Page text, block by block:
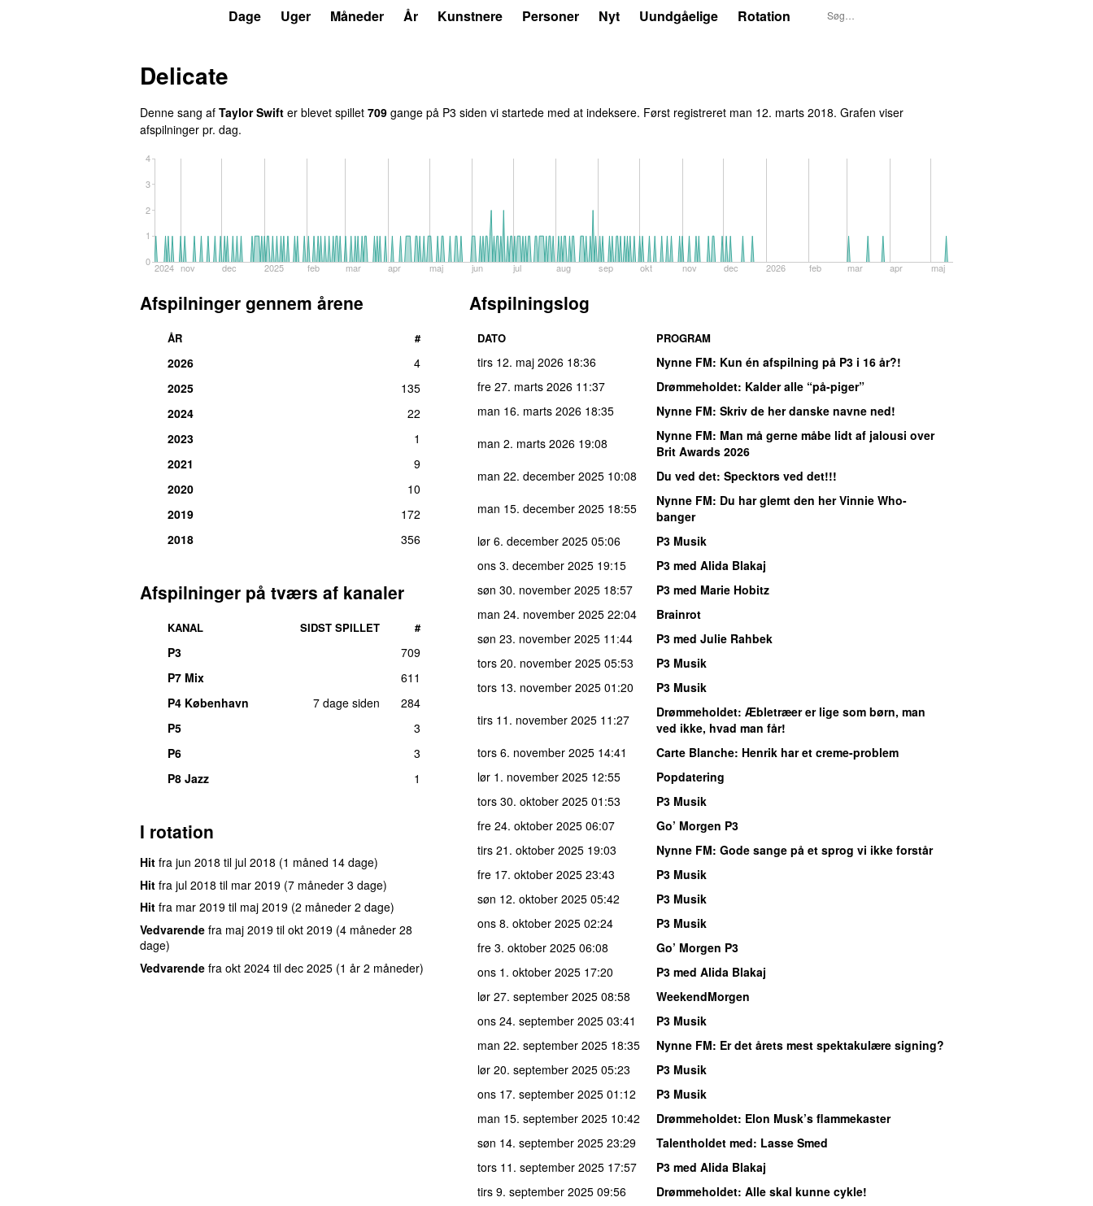
Dage Uger Måneder År Kunstnere Personer Nyt Uundgåelige Rotation
Delicate
Denne sang af Taylor Swift er blevet spillet 709 gange på P3 siden vi startede med at indeksere. Først registreret man 12. marts 2018. Grafen viser
afspilninger pr. dag.
2024 nov dec 2025 feb mar apr maj jun jul aug sep okt nov dec 2026 feb mar apr maj
0
1
2
3
4
Afspilninger gennem årene
ÅR #
2026
4
2025
135
2024
22
2023
1
2021
9
2020
10
2019
172
2018
356
Afspilninger på tværs af kanaler
KANAL SIDST SPILLET #
P3
709
P7 Mix
611
P4 København
7 dage siden
284
P5
3
P6
3
P8 Jazz
1
I rotation
Hit fra jun 2018 til jul 2018 (1 måned 14 dage)
Hit fra jul 2018 til mar 2019 (7 måneder 3 dage)
Hit fra mar 2019 til maj 2019 (2 måneder 2 dage)
Vedvarende fra maj 2019 til okt 2019 (4 måneder 28
dage)
Vedvarende fra okt 2024 til dec 2025 (1 år 2 måneder)
Afspilningslog
DATO PROGRAM
tirs 12. maj 2026 18:36 Nynne FM: Kun én afspilning på P3 i 16 år?!
fre 27. marts 2026 11:37 Drømmeholdet: Kalder alle “på-piger”
man 16. marts 2026 18:35 Nynne FM: Skriv de her danske navne ned!
man 2. marts 2026 19:08 Nynne FM: Man må gerne måbe lidt af jalousi over
Brit Awards 2026
man 22. december 2025 10:08 Du ved det: Specktors ved det!!!
man 15. december 2025 18:55 Nynne FM: Du har glemt den her Vinnie Who-
banger
lør 6. december 2025 05:06
P3 Musik
ons 3. december 2025 19:15
P3 med Alida Blakaj
søn 30. november 2025 18:57
P3 med Marie Hobitz
man 24. november 2025 22:04
Brainrot
søn 23. november 2025 11:44
P3 med Julie Rahbek
tors 20. november 2025 05:53
P3 Musik
tors 13. november 2025 01:20
P3 Musik
tirs 11. november 2025 11:27 Drømmeholdet: Æbletræer er lige som børn, man
ved ikke, hvad man får!
tors 6. november 2025 14:41 Carte Blanche: Henrik har et creme-problem
lør 1. november 2025 12:55
Popdatering
tors 30. oktober 2025 01:53
P3 Musik
fre 24. oktober 2025 06:07
Go’ Morgen P3
tirs 21. oktober 2025 19:03 Nynne FM: Gode sange på et sprog vi ikke forstår
fre 17. oktober 2025 23:43
P3 Musik
søn 12. oktober 2025 05:42
P3 Musik
ons 8. oktober 2025 02:24
P3 Musik
fre 3. oktober 2025 06:08
Go’ Morgen P3
ons 1. oktober 2025 17:20
P3 med Alida Blakaj
lør 27. september 2025 08:58
WeekendMorgen
ons 24. september 2025 03:41
P3 Musik
man 22. september 2025 18:35 Nynne FM: Er det årets mest spektakulære signing?
lør 20. september 2025 05:23
P3 Musik
ons 17. september 2025 01:12
P3 Musik
man 15. september 2025 10:42 Drømmeholdet: Elon Musk’s flammekaster
søn 14. september 2025 23:29 Talentholdet med: Lasse Smed
tors 11. september 2025 17:57
P3 med Alida Blakaj
tirs 9. september 2025 09:56 Drømmeholdet: Alle skal kunne cykle!